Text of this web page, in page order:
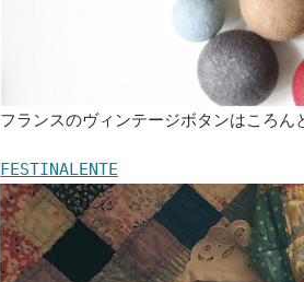
フランスのヴィンテージボタンはころ
FESTINALENTE